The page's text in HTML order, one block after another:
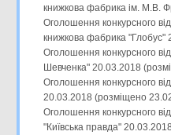
книжкова фабрика ім. М.В.
Оголошення конкурсного
книжкова фабрика
Оголошення конкурсного
Шевченка" 20.03.2018
Оголошення конкурсного
20.03.2018 (розміщено
Оголошення конкурсного
"Київська правда"